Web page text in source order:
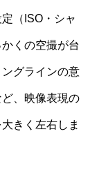
（ISO・シャ
くの空撮が台
グラインの意
、映像表現の
きく左右しま